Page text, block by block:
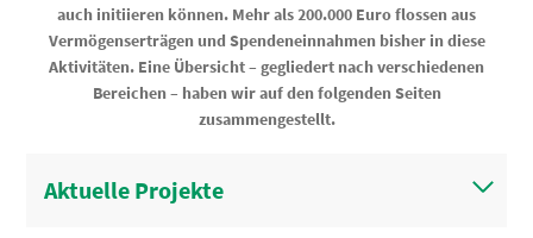
auch initiieren können. Mehr als 200.000 Euro flossen aus
Vermögenserträgen und Spendeneinnahmen bisher in diese
Aktivitäten. Eine Übersicht – gegliedert nach verschiedenen
Bereichen – haben wir auf den folgenden Seiten
zusammengestellt.
Aktuelle Projekte